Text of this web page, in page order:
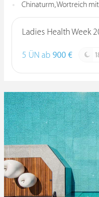
Chinaturm, Wortreich
Ladies Health Week
5 ÜN ab 900 €